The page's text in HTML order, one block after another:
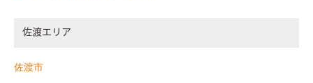
佐渡エリア
佐渡市